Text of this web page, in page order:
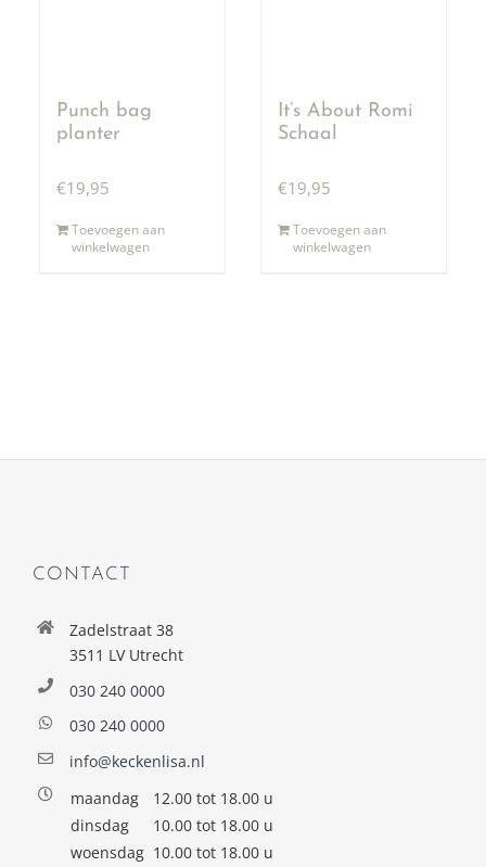
Punch bag
planter
€19,95
Toevoegen aan
winkelwagen
It’s About Romi
Schaal
€19,95
Toevoegen aan
winkelwagen
CONTACT
Zadelstraat 38
3511 LV Utrecht
030 240 0000
030 240 0000
info@keckenlisa.nl
maandag
12.00 tot 18.00 u
dinsdag
10.00 tot 18.00 u
woensdag 10.00 tot 18.00 u